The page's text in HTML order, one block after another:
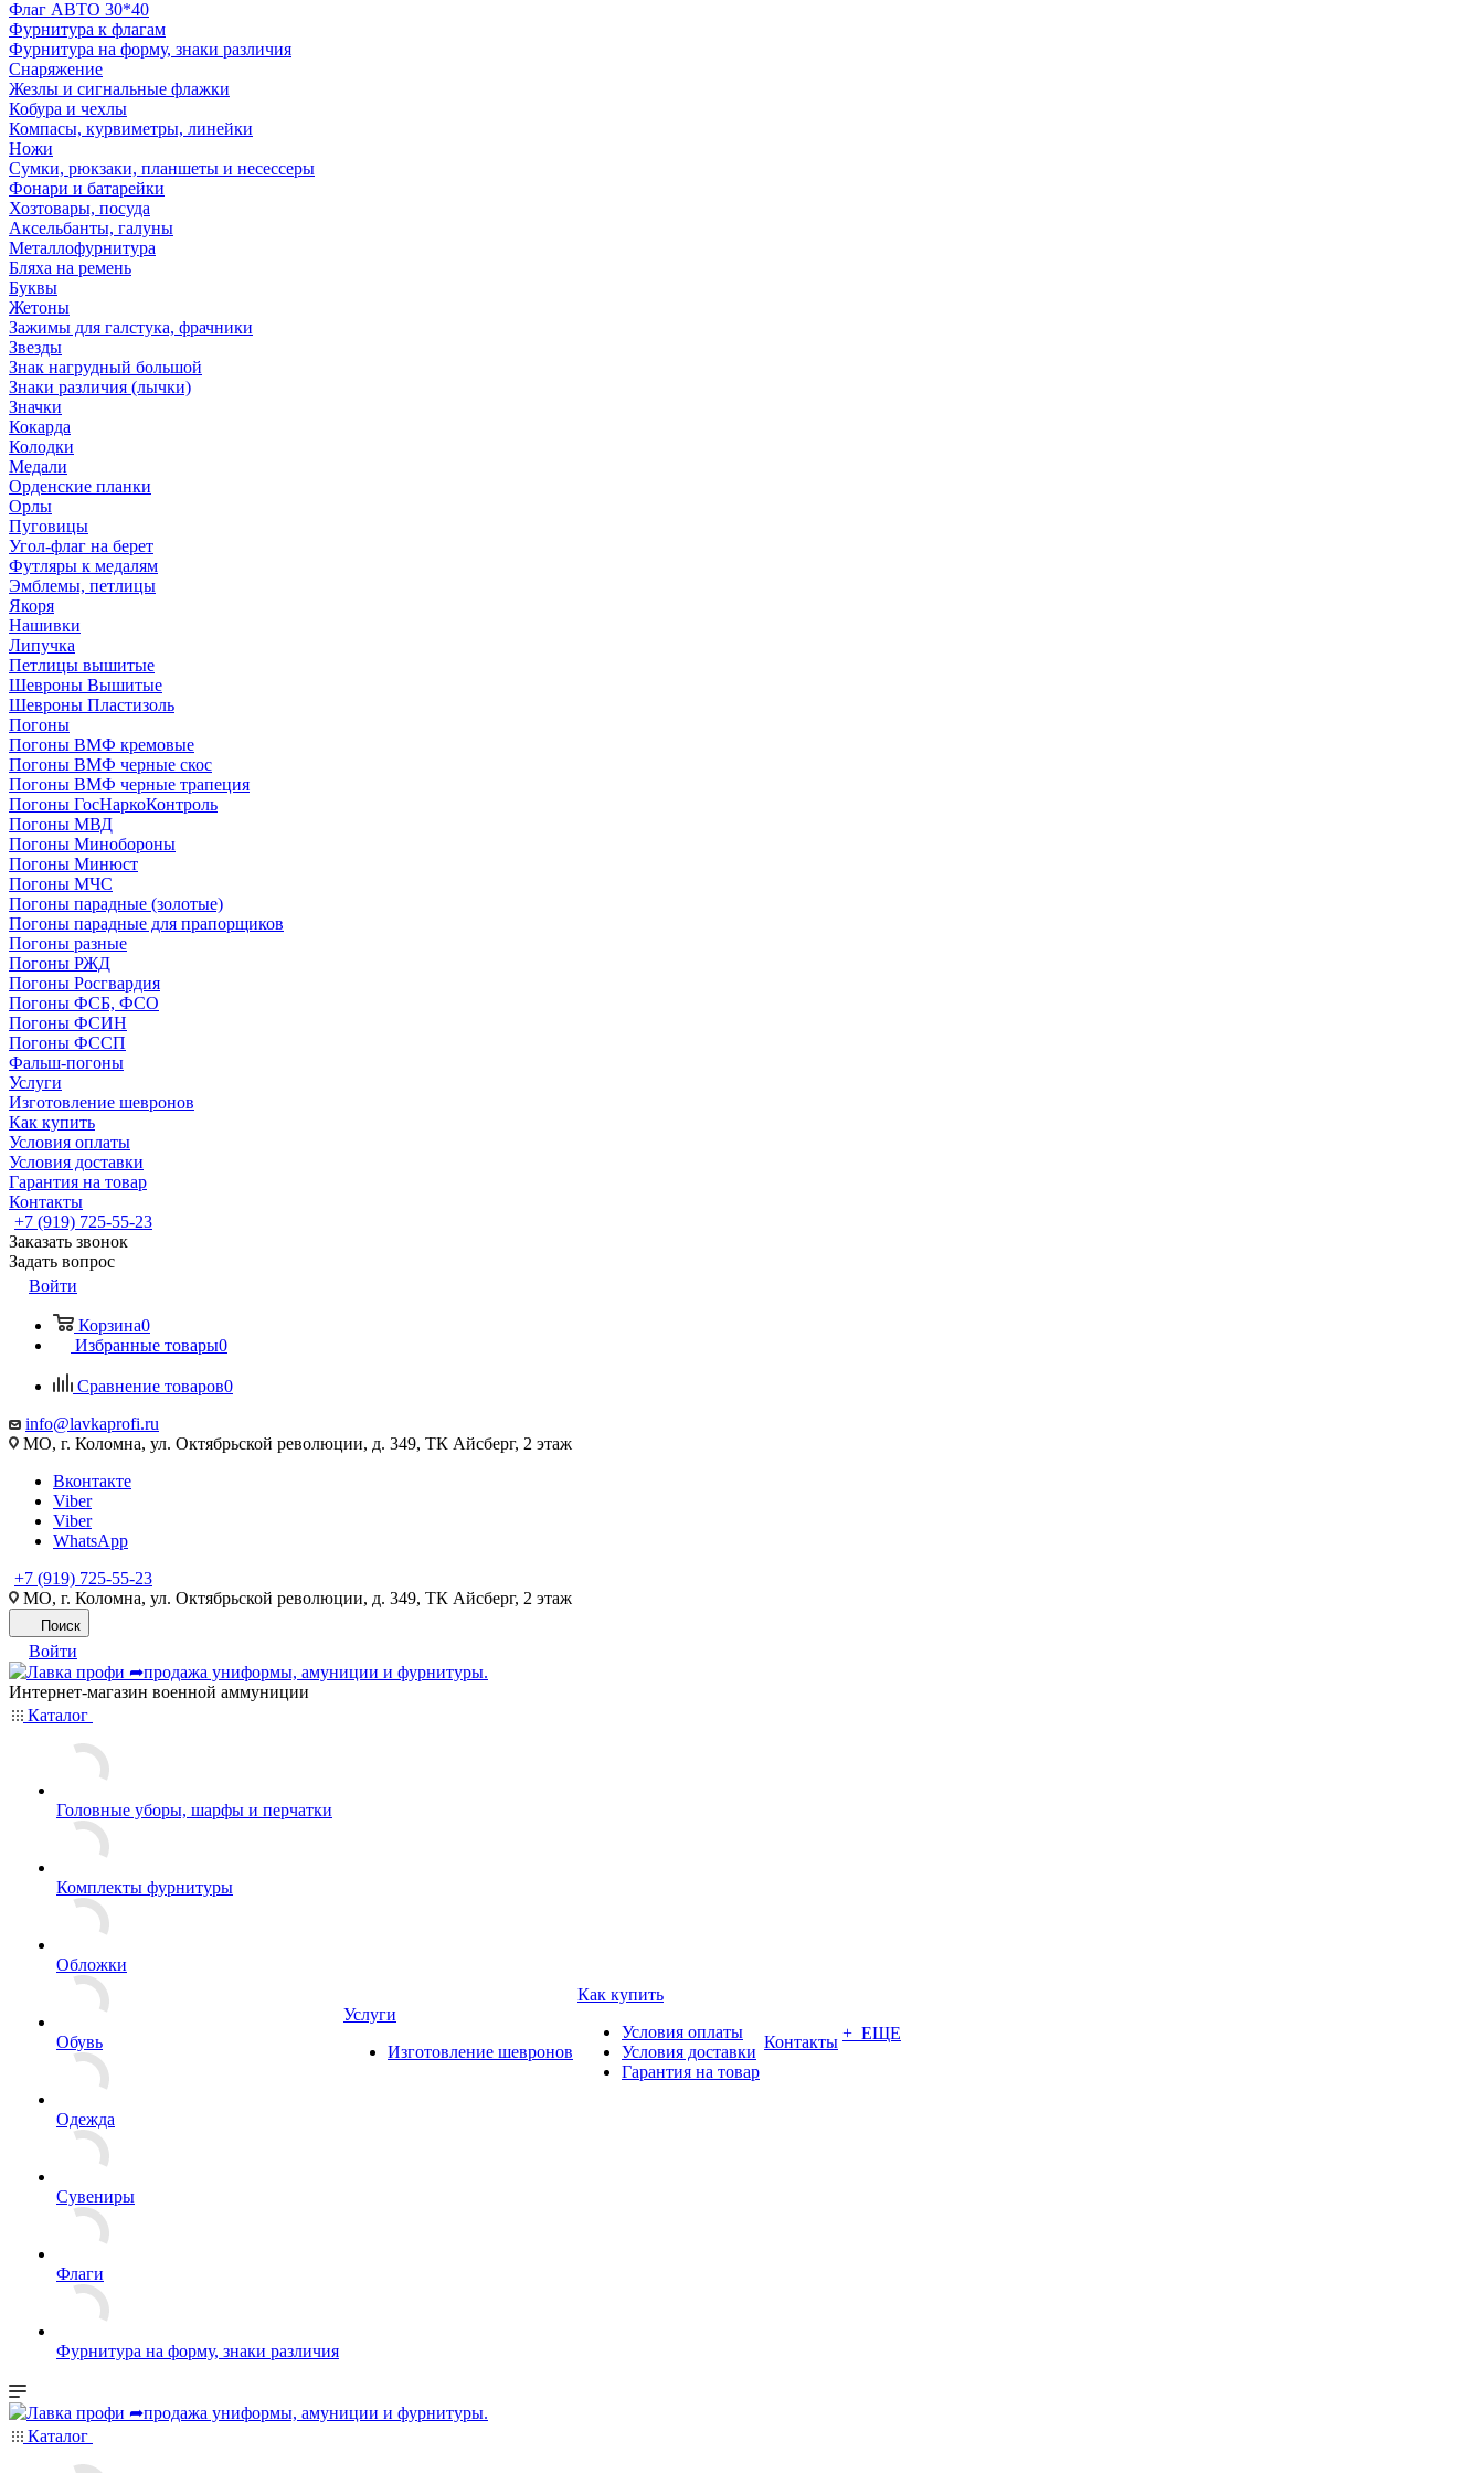
Флаг АВТО 30*40
Фурнитура к флагам
Фурнитура на форму, знаки различия
Снаряжение
Жезлы и сигнальные флажки
Кобура и чехлы
Компасы, курвиметры, линейки
Ножи
Сумки, рюкзаки, планшеты и несессеры
Фонари и батарейки
Хозтовары, посуда
Аксельбанты, галуны
Металлофурнитура
Бляха на ремень
Буквы
Жетоны
Зажимы для галстука, фрачники
Звезды
Знак нагрудный большой
Знаки различия (лычки)
Значки
Кокарда
Колодки
Медали
Орденские планки
Орлы
Пуговицы
Угол-флаг на берет
Футляры к медалям
Эмблемы, петлицы
Якоря
Нашивки
Липучка
Петлицы вышитые
Шевроны Вышитые
Шевроны Пластизоль
Погоны
Погоны ВМФ кремовые
Погоны ВМФ черные скос
Погоны ВМФ черные трапеция
Погоны ГосНаркоКонтроль
Погоны МВД
Погоны Минобороны
Погоны Минюст
Погоны МЧС
Погоны парадные (золотые)
Погоны парадные для прапорщиков
Погоны разные
Погоны РЖД
Погоны Росгвардия
Погоны ФСБ, ФСО
Погоны ФСИН
Погоны ФССП
Фальш-погоны
Услуги
Изготовление шевронов
Как купить
Условия оплаты
Условия доставки
Гарантия на товар
Контакты
+7 (919) 725-55-23
Заказать звонок
Задать вопрос
Войти
Корзина0
Избранные товары0
Сравнение товаров0
info@lavkaprofi.ru
МО, г. Коломна, ул. Октябрьской революции, д. 349, ТК Айсберг, 2 этаж
Вконтакте
Viber
Viber
WhatsApp
+7 (919) 725-55-23
МО, г. Коломна, ул. Октябрьской революции, д. 349, ТК Айсберг, 2 этаж
Поиск
Войти
Интернет-магазин военной аммуниции
Каталог
Головные уборы, шарфы и перчатки
Комплекты фурнитуры
Обложки
Обувь
Одежда
Сувениры
Флаги
Фурнитура на форму, знаки различия
Услуги
Изготовление шевронов
Как купить
Условия оплаты
Условия доставки
Гарантия на товар
Контакты + ЕЩЕ
Каталог